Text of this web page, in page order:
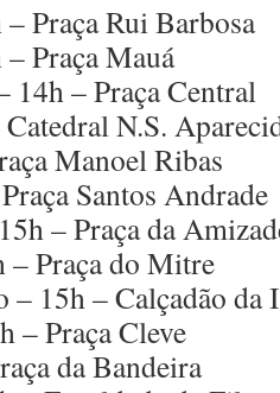
Praça Rui Barbosa
Praça Mauá
14h – Praça Central
N.S.
Manoel Ribas
Santos Andrade
– Praça da
– Praça do Mitre
– 15h – Calçadão
– Praça Cleve
da Bandeira